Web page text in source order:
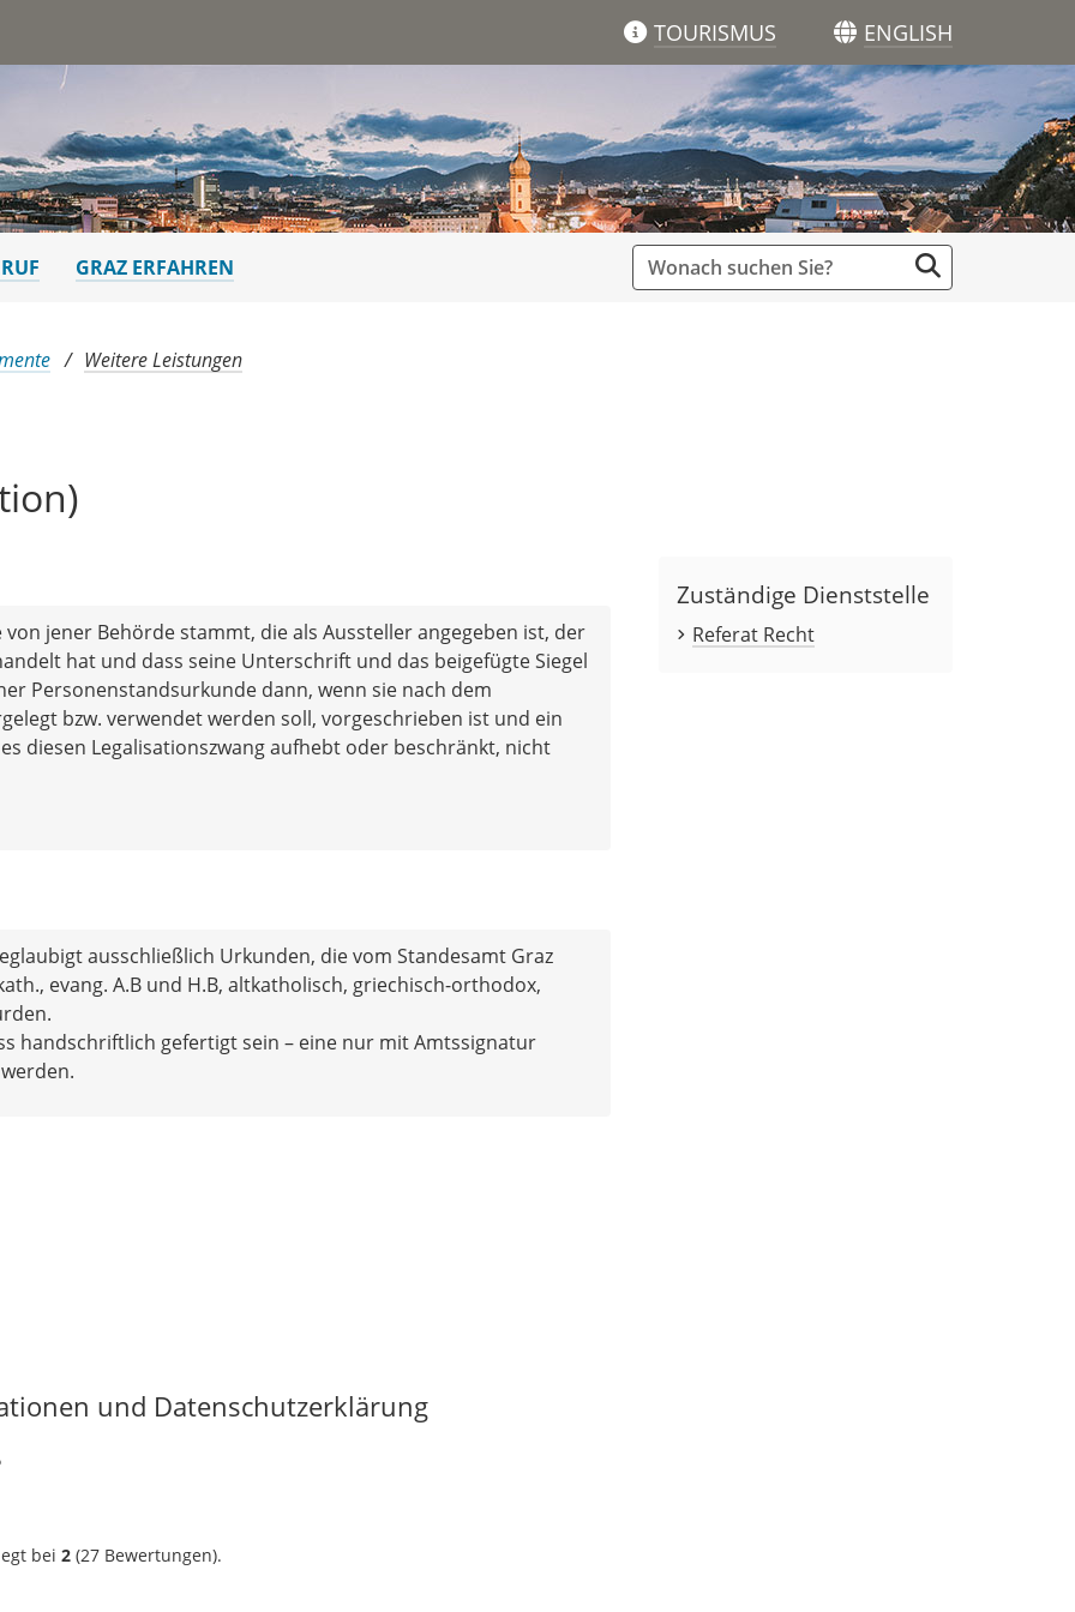
TOURISMUS ENGLISH
GRAZ ERFAHREN
Weitere Leistungen
jener Behörde stammt, die als Aussteller angegeben ist, der
hat und dass seine Unterschrift und das beigefügte Siegel
Personenstandsurkunde dann, wenn sie nach dem
bzw. verwendet werden soll, vorgeschrieben ist und ein
diesen Legalisationszwang aufhebt oder beschränkt, nicht
ausschließlich Urkunden, die vom Standesamt Graz
evang. A.B und H.B, altkatholisch, griechisch-orthodox,
handschriftlich gefertigt sein – eine nur mit Amtssignatur
und Datenschutzerklärung
bei 2 (27 Bewertungen).
Zuständige Dienststelle
Referat Recht